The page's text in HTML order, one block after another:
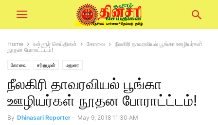
Home உள்ளூர் செய்திகள் கோவை
நீலகிரி தாவரவியல் பூங்கா ஊழியர்கள்
நூதன போராட்ட்டம்!
கோவை சற்றுமுன் மதுரை
நீலகிரி தாவரவியல் பூங்கா
ஊழியர்கள் நூதன போராட்ட்டம்!
By Dhinasari Reporter - May 9, 2018 11:30 AM